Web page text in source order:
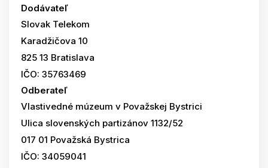
Dodávateľ
Slovak Telekom
Karadžičova 10
825 13 Bratislava
IČO: 35763469
Odberateľ
Vlastivedné múzeum v Považskej Bystrici
Ulica slovenských partizánov 1132/52
017 01 Považská Bystrica
IČO: 34059041